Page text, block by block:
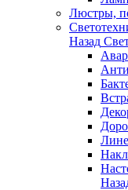
Люстры,
Назад